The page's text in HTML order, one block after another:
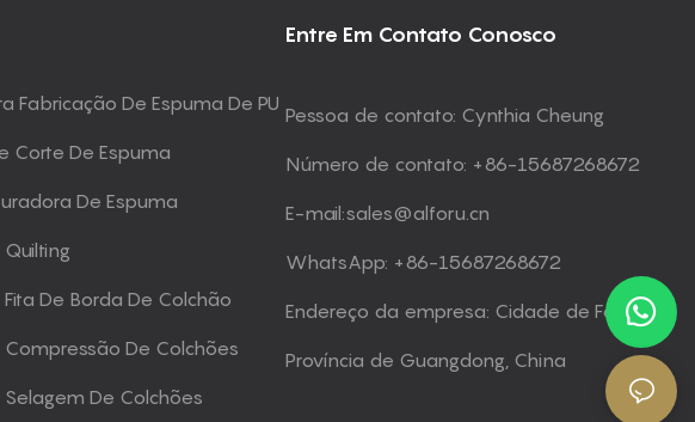
Fabricação De Espuma De PU
Corte De Espuma
De Espuma
De Borda De Colchão
De Colchões
De Colchões
Entre Em Contato Conosco
Pessoa de contato: Cynthia Cheung
Número de contato: +86-15687268672
E-mail:sales@alforu.cn
WhatsApp: +86-15687268672
Endereço da empresa: Cidade de Foshan,
Província de Guangdong, China